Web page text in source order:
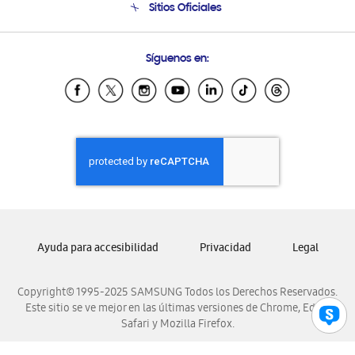
Soporte vía eMail
Sitios Oficiales
Samsung Ecuador
Samsung El Salvador
Samsung Honduras
Samsung Nicaragua
Samsung Panamá
Samsung Venezuela
Síguenos en:
Copyright© 1995-2025 SAMSUNG Todos los Derechos Reservados.
Este sitio se ve mejor en las últimas versiones de Chrome, Edge,
Safari y Mozilla Firefox.
Ayuda para accesibilidad Privacidad Legal